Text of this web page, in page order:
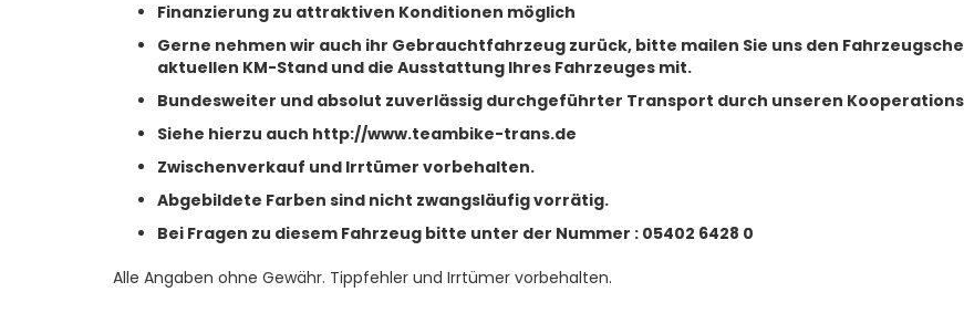
Finanzierung zu attraktiven Konditionen möglich
Gerne nehmen wir auch ihr Gebrauchtfahrzeug zurück, bitte mailen Sie uns den
aktuellen KM-Stand und die Ausstattung Ihres Fahrzeuges mit.
Bundesweiter und absolut zuverlässig durchgeführter Transport durch unseren
Siehe hierzu auch http://www.teambike-trans.de
Zwischenverkauf und Irrtümer vorbehalten.
Abgebildete Farben sind nicht zwangsläufig vorrätig.
Bei Fragen zu diesem Fahrzeug bitte unter der Nummer : 05402 6428 0
Alle Angaben ohne Gewähr. Tippfehler und Irrtümer vorbehalten.